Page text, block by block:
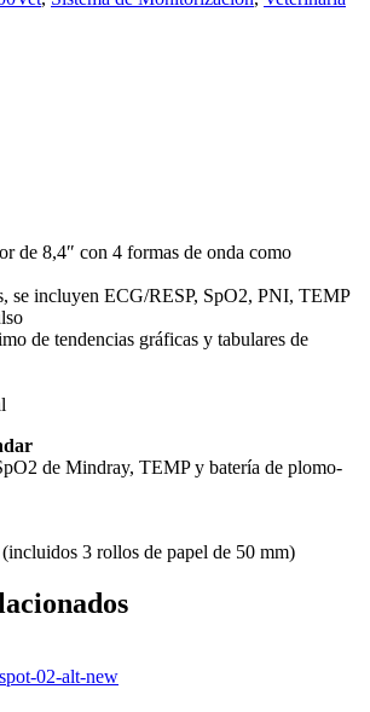
de 8,4″ con 4 formas de onda como
se incluyen ECG/RESP, SpO2, PNI, TEMP
de tendencias gráficas y tabulares de
de Mindray, TEMP y batería de plomo-
3 rollos de papel de 50 mm)